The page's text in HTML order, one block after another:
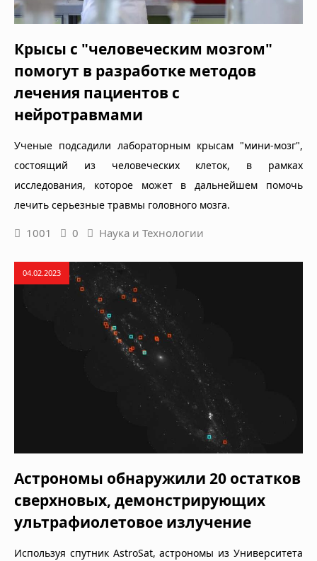
Крысы с "человеческим мозгом"
помогут в разработке методов
лечения пациентов с
нейротравмами
Ученые подсадили лабораторным крысам "мини-мозг",
состоящий из человеческих клеток, в рамках
исследования, которое может в дальнейшем помочь
лечить серьезные травмы головного мозга.
1001 0 Наука и Технологии
04.02.2023
Астрономы обнаружили 20 остатков
сверхновых, демонстрирующих
ультрафиолетовое излучение
Используя спутник AstroSat, астрономы из Университета